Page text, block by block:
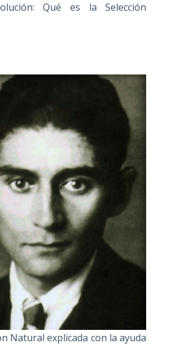
Qué es la Selección
Natural explicada con la ayuda